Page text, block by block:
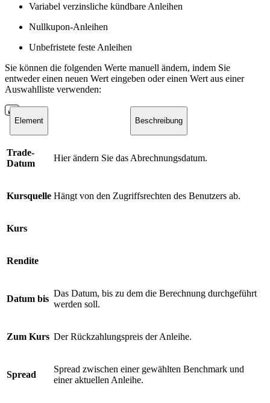
Variabel verzinsliche kündbare Anleihen
Nullkupon-Anleihen
Unbefristete feste Anleihen
Sie können die folgenden Werte manuell ändern, indem Sie
entweder einen neuen Wert eingeben oder einen Wert aus einer
Auswahlliste verwenden:
Element Beschreibung
Trade-
Datum
Hier ändern Sie das Abrechnungsdatum.
Kursquelle Hängt von den Zugriffsrechten des Benutzers ab.
Kurs
Rendite
Datum bis
Das Datum, bis zu dem die Berechnung durchgeführt
werden soll.
Zum Kurs Der Rückzahlungspreis der Anleihe.
Spread
Spread zwischen einer gewählten Benchmark und
einer aktuellen Anleihe.